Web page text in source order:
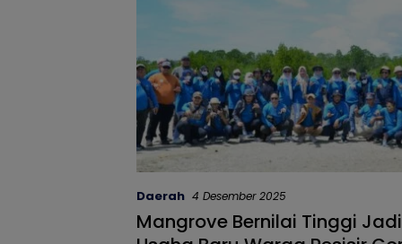
Daerah 4 Desember 2025
Mangrove Bernilai Tinggi